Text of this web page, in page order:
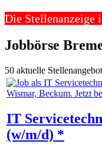
Die Stellenanzeige
Jobbörse
50 aktuelle
IT
(w/m/d) *